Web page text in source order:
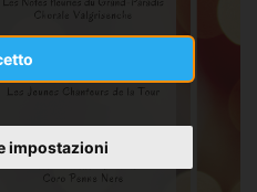
impostazioni